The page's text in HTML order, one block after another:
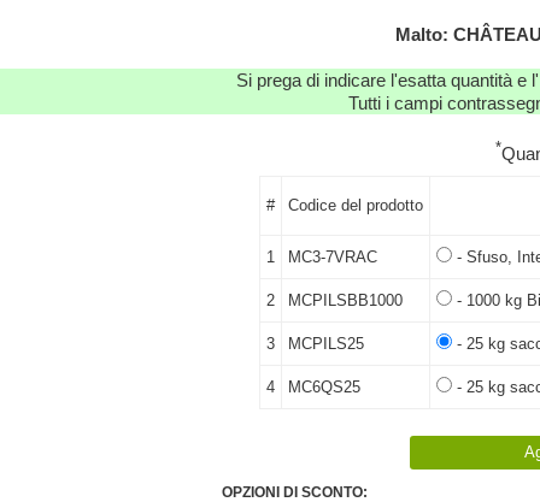
Malto:
Si prega di indicare l'esatta quantità e
Tutti i campi
*
# Codice del prodotto
1 MC3-7VRAC - Sfuso,
2 MCPILSBB1000 - 1000 kg
3 MCPILS25 - 25 kg
4 MC6QS25 - 25 kg
OPZIONI DI SCONTO: